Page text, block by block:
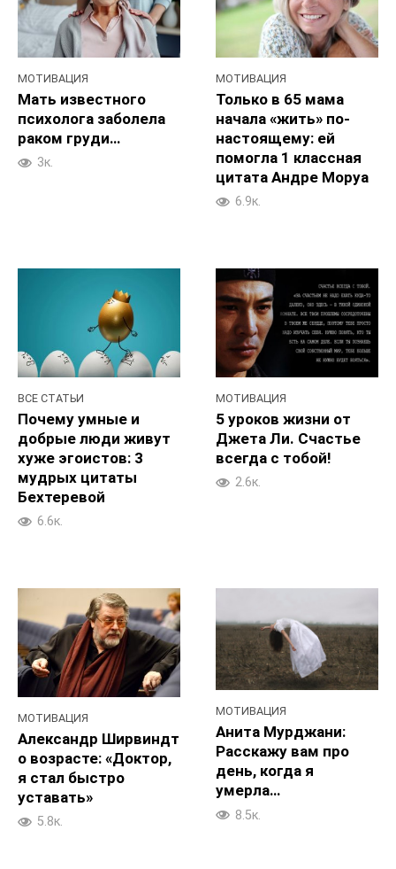
МОТИВАЦИЯ
Мать известного
психолога заболела
раком груди…
3к.
МОТИВАЦИЯ
Только в 65 мама
начала «жить» по-
настоящему: ей
помогла 1 классная
цитата Андре Моруа
6.9к.
ВСЕ СТАТЬИ
Почему умные и
добрые люди живут
хуже эгоистов: 3
мудрых цитаты
Бехтеревой
6.6к.
МОТИВАЦИЯ
5 уроков жизни от
Джета Ли. Счастье
всегда с тобой!
2.6к.
МОТИВАЦИЯ
Александр Ширвиндт
о возрасте: «Доктор,
я стал быстро
уставать»
5.8к.
МОТИВАЦИЯ
Анита Мурджани:
Расскажу вам про
день, когда я
умерла…
8.5к.